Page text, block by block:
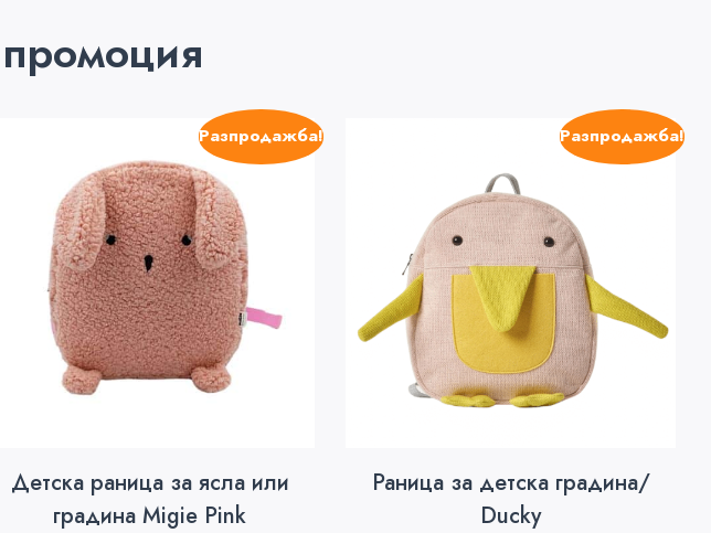
Разпродажба!
Детска раница за ясла или
градина Migie Pink
Разпродажба!
Раница за детска градина/
Ducky